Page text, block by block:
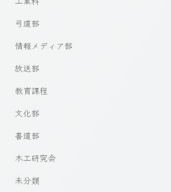
弓道部
情報メディア部
放送部
教育課程
文化部
書道部
木工研究会
未分類